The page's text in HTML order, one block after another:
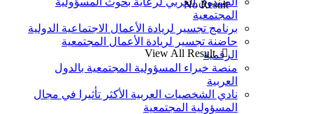
المجتمعية
برنامج تجسير لريادة الأعمال الاجتماعية الدولية
حاضنة تجسير لريادة الأعمال المجتمعية
الرقمية
منصة خبراء المسؤولية المجتمعية بالدول
العربية
نادي الشخصيات العربية الأكثر تأثيرا في مجال
المسؤولية المجتمعية
No Result
View All Result